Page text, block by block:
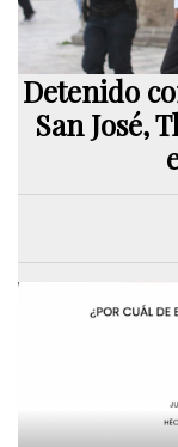
Detenido
San José,